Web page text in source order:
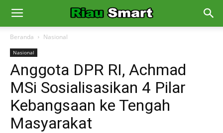
Beranda Nasional
Nasional
Anggota DPR RI, Achmad
MSi Sosialisasikan 4 Pilar
Kebangsaan ke Tengah
Masyarakat